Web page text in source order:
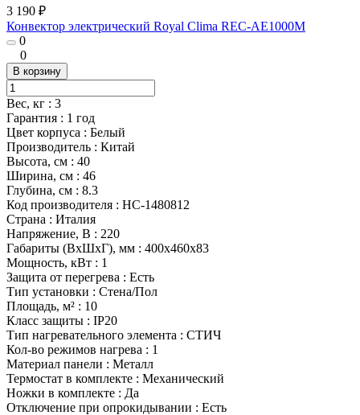
3 190 ₽
Конвектор электрический Royal Clima REC-AE1000M
0
0
В корзину
Вес, кг : 3
Гарантия : 1 год
Цвет корпуса : Белый
Производитель : Китай
Высота, см : 40
Ширина, см : 46
Глубина, см : 8.3
Код производителя : НС-1480812
Страна : Италия
Напряжение, В : 220
Габариты (ВхШхГ), мм : 400х460х83
Мощность, кВт : 1
Защита от перегрева : Есть
Тип установки : Стена/Пол
Площадь, м² : 10
Класс защиты : IP20
Тип нагревательного элемента : СТИЧ
Кол-во режимов нагрева : 1
Материал панели : Металл
Термостат в комплекте : Механический
Ножки в комплекте : Да
Отключение при опрокидывании : Есть